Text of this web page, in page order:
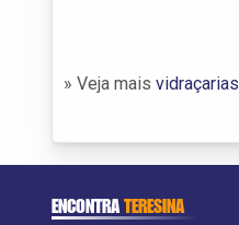
» Veja mais
ENCONTRATERESINA